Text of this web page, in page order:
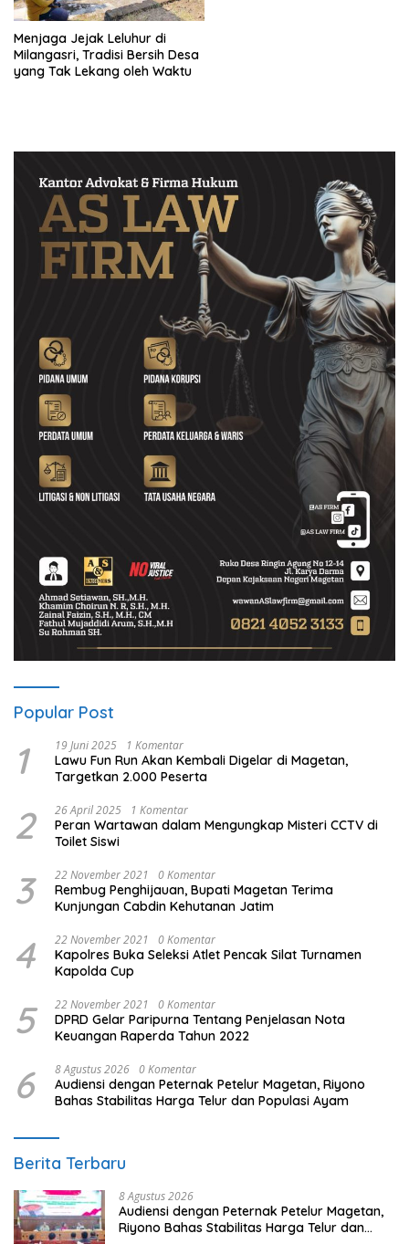
Menjaga Jejak Leluhur di
Milangasri, Tradisi Bersih Desa
yang Tak Lekang oleh Waktu
Popular Post
1 19 Juni 2025 1 Komentar
Lawu Fun Run Akan Kembali Digelar di Magetan,
Targetkan 2.000 Peserta
2 26 April 2025 1 Komentar
Peran Wartawan dalam Mengungkap Misteri CCTV di
Toilet Siswi
3 22 November 2021 0 Komentar
Rembug Penghijauan, Bupati Magetan Terima
Kunjungan Cabdin Kehutanan Jatim
4 22 November 2021 0 Komentar
Kapolres Buka Seleksi Atlet Pencak Silat Turnamen
Kapolda Cup
5 22 November 2021 0 Komentar
DPRD Gelar Paripurna Tentang Penjelasan Nota
Keuangan Raperda Tahun 2022
6 8 Agustus 2026 0 Komentar
Audiensi dengan Peternak Petelur Magetan, Riyono
Bahas Stabilitas Harga Telur dan Populasi Ayam
Berita Terbaru
8 Agustus 2026
Audiensi dengan Peternak Petelur Magetan,
Riyono Bahas Stabilitas Harga Telur dan